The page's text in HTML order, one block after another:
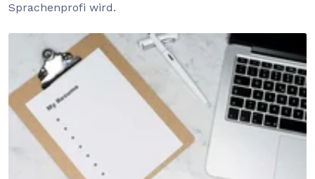
Sprachenprofi wird.